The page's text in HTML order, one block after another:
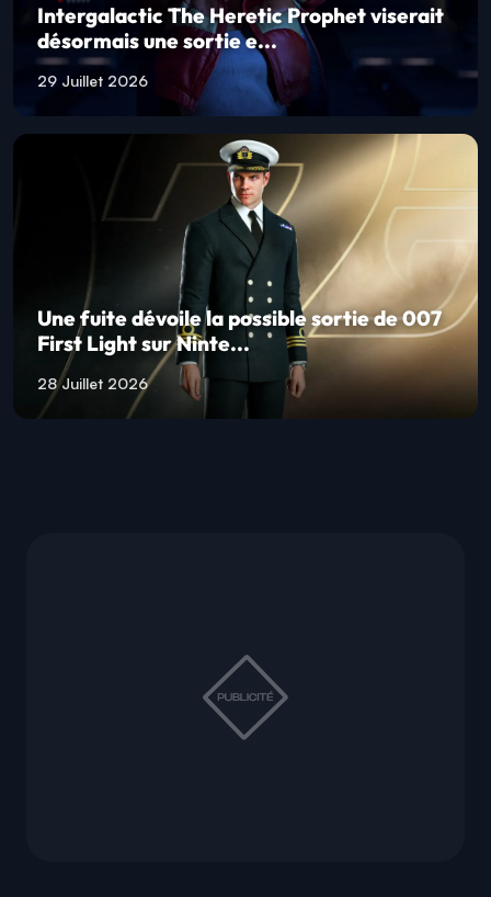
Intergalactic The Heretic Prophet viserait
désormais une sortie e...
29 Juillet 2026
Une fuite dévoile la possible sortie de 007
First Light sur Ninte...
28 Juillet 2026